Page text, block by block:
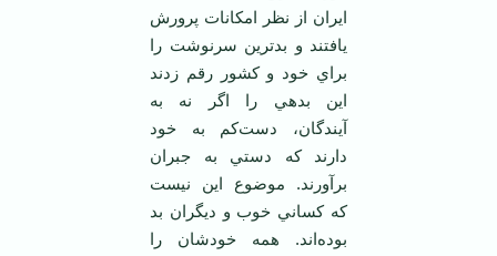
ايران از نظر امکانات پرورش
يافتند و بدترين سرنوشت را
براي خود و کشور رقم زدند
اين بدهي را اگر نه به
آيندگان، دست‌کم به خود
دارند که دستي به جبران
برآورند. موضوع اين نيست
که کساني خوب و ديگران بد
بوده‌اند. همه خودشان را